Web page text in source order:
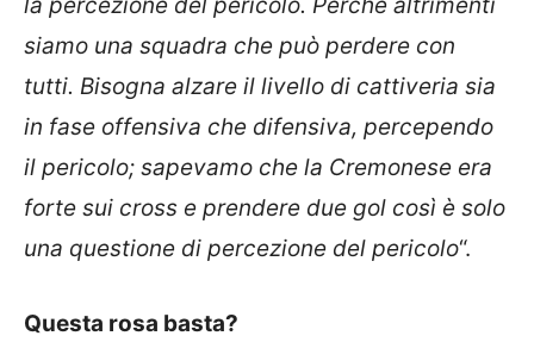
siamo una squadra che può perdere con
tutti. Bisogna alzare il livello di cattiveria sia
in fase offensiva che difensiva, percependo
il pericolo; sapevamo che la Cremonese era
forte sui cross e prendere due gol così è solo
una questione di percezione del pericolo“.
Questa rosa basta?